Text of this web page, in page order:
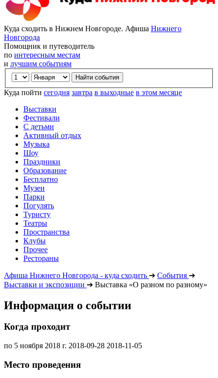
Куда сходить в Нижнем Новгороде. Афиша Нижнего
Новгорода
Помощник и путеводитель
по интересным местам
и лучшим событиям
Куда пойти сегодня завтра в выходные в этом месяце
Выставки
Фестивали
С детьми
Активный отдых
Музыка
Шоу
Праздники
Образование
Бесплатно
Музеи
Парки
Погулять
Туристу
Театры
Пространства
Клубы
Прочее
Рестораны
Афиша Нижнего Новгорода - куда сходить ➔ События ➔
Выставки и экспозиции ➔ Выставка «О разном по разному»
Информация о событии
Когда проходит
по 5 ноября 2018 г. 2018-09-28 2018-11-05
Место проведения